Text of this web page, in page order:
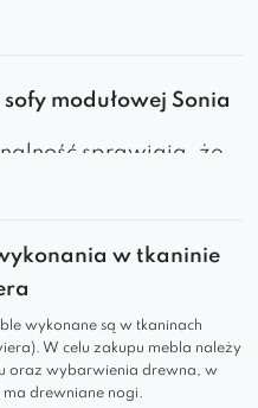
modułowej Sonia
sprawiają, że
– od nowoczesnego
swoją
i stylową sofę
w tkaninie
wykonane są w tkaninach
W celu zakupu mebla należy
oraz wybarwienia drewna, w
drewniane nogi.